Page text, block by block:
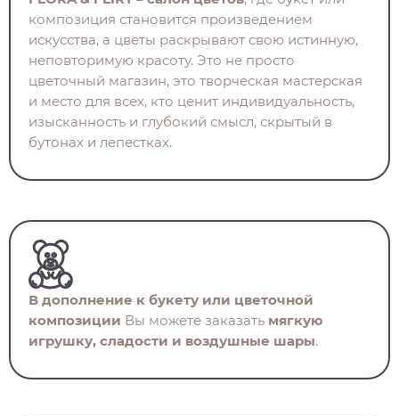
композиция становится произведением
искусства, а цветы раскрывают свою истинную,
неповторимую красоту. Это не просто
цветочный магазин, это творческая мастерская
и место для всех, кто ценит индивидуальность,
изысканность и глубокий смысл, скрытый в
бутонах и лепестках.
В дополнение к букету или цветочной
композиции Вы можете заказать мягкую
игрушку, сладости и воздушные шары.